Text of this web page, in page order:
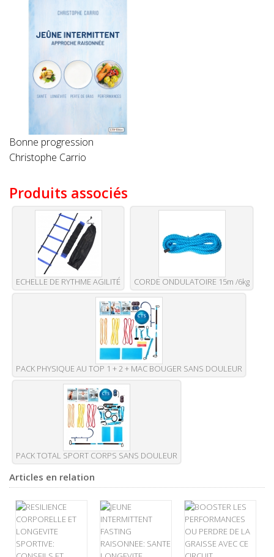
Bonne progression
Christophe Carrio
Produits associés
ECHELLE DE RYTHME AGILITÉ CORDE ONDULATOIRE 15m /6kg
PACK PHYSIQUE AU TOP 1 + 2 + MAC BOUGER SANS DOULEUR
PACK TOTAL SPORT CORPS SANS DOULEUR
Articles en relation